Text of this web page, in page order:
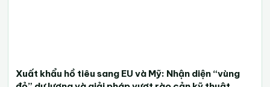
Xuất khẩu hồ tiêu sang EU và Mỹ: Nhận diện “vùng